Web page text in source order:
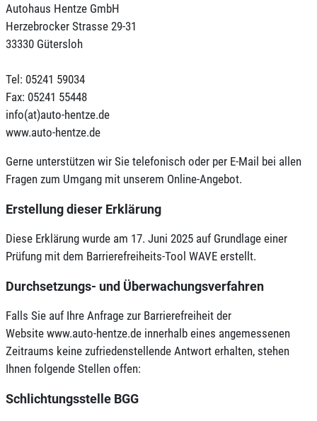
Autohaus Hentze GmbH
Herzebrocker Strasse 29-31
33330 Gütersloh
Tel: 05241 59034
Fax: 05241 55448
info(at)auto-hentze.de
www.auto-hentze.de
Gerne unterstützen wir Sie telefonisch oder per E-Mail bei allen
Fragen zum Umgang mit unserem Online-Angebot.
Erstellung dieser Erklärung
Diese Erklärung wurde am 17. Juni 2025 auf Grundlage einer
Prüfung mit dem Barrierefreiheits-Tool WAVE erstellt.
Durchsetzungs- und Überwachungsverfahren
Falls Sie auf Ihre Anfrage zur Barrierefreiheit der
Website www.auto-hentze.de innerhalb eines angemessenen
Zeitraums keine zufriedenstellende Antwort erhalten, stehen
Ihnen folgende Stellen offen:
Schlichtungsstelle BGG